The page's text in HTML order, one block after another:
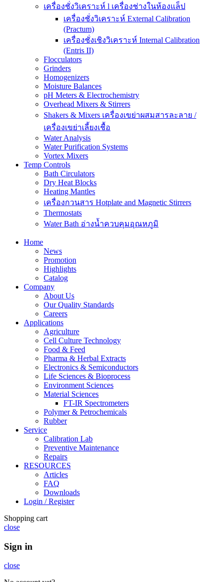
เครื่องชั่งวิเคราะห์ l เครื่องช่างในห้องแล็ป
เครื่องชั่งวิเคราะห์ External Calibration
(Practum)
เครื่องชั่งเชิงวิเคราะห์ Internal Calibration
(Entris II)
Flocculators
Grinders
Homogenizers
Moisture Balances
pH Meters & Electrochemistry
Overhead Mixers & Stirrers
Shakers & Mixers เครื่องเขย่าผสมสารละลาย /
เครื่องเขย่าเลี้ยงเชื้อ
Water Analysis
Water Purification Systems
Vortex Mixers
Temp Controls
Bath Circulators
Dry Heat Blocks
Heating Mantles
เครื่องกวนสาร Hotplate and Magnetic Stirrers
Thermostats
Water Bath อ่างน้ำควบคุมอุณหภูมิ
Home
News
Promotion
Highlights
Catalog
Company
About Us
Our Quality Standards
Careers
Applications
Agriculture
Cell Culture Technology
Food & Feed
Pharma & Herbal Extracts
Electronics & Semiconductors
Life Sciences & Bioprocess
Environment Sciences
Material Sciences
FT-IR Spectrometers
Polymer & Petrochemicals
Rubber
Service
Calibration Lab
Preventive Maintenance
Repairs
RESOURCES
Articles
FAQ
Downloads
Login / Register
Shopping cart
close
Sign in
close